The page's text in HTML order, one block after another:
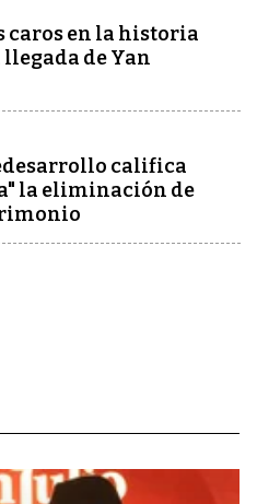
caros en la historia
de Yan
califica
la eliminación de